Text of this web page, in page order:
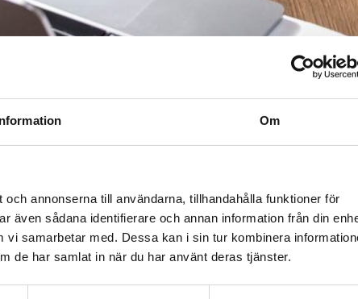
Om
annonserna till användarna, tillhandahålla funktioner för
även sådana identifierare och annan information från din
samarbetar med. Dessa kan i sin tur kombinera
de har samlat in när du har använt deras tjänster.
IT hjälper dig att rekrytera eller hyra mjukvaruarkitekter som